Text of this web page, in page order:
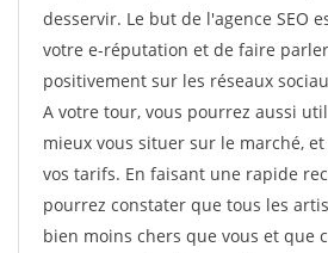
desservir. Le but de l'agence SEO
votre e-réputation et de faire
positivement sur les réseaux
A votre tour, vous pourrez aussi
mieux vous situer sur le marché,
vos tarifs. En faisant une rapide
pourrez constater que tous les
bien moins chers que vous et que